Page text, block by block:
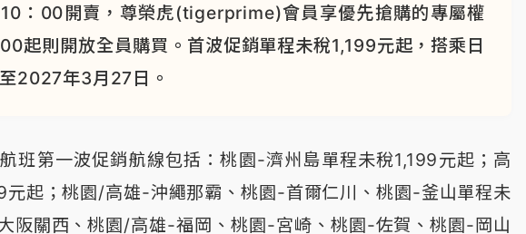
：00開賣，尊榮虎(tigerprime)會員享優先搶購的專屬權
起則開放全員購買。首波促銷單程未稅1,199元起，搭乘日
2027年3月27日。
班第一波促銷航線包括：桃園-濟州島單程未稅1,199元起；高
起；桃園/高雄-沖繩那霸、桃園-首爾仁川、桃園-釜山單程未
阪關西、桃園/高雄-福岡、桃園-宮崎、桃園-佐賀、桃園-岡山